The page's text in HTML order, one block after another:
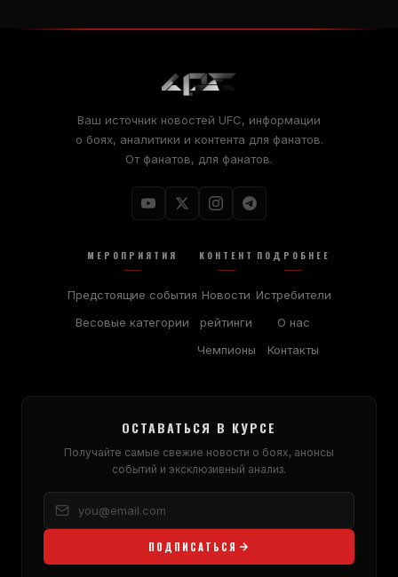
Ваш источник новостей UFC, информации
о боях, аналитики и контента для фанатов.
От фанатов, для фанатов.
МЕРОПРИЯТИЯ
Предстоящие события
Весовые категории
КОНТЕНТ
Новости
рейтинги
Чемпионы
ПОДРОБНЕЕ
Истребители
О нас
Контакты
ОСТАВАТЬСЯ В КУРСЕ
Получайте самые свежие новости о боях, анонсы
событий и эксклюзивный анализ.
ПОДПИСАТЬСЯ